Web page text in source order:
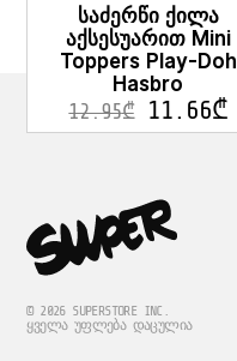
საძერწი ქილა
აქსესუარით Mini
Toppers Play-Doh
Hasbro
12.95₾ 11.66₾
© 2026 SUPERSTORE INC.
ᲧᲕᲔᲚᲐ ᲣᲤᲚᲔᲑᲐ ᲓᲐᲪᲣᲚᲘᲐ